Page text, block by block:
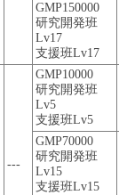
GMP150000
研究開発班
Lv17
支援班Lv17
---
GMP10000
研究開発班
Lv5
支援班Lv5
GMP70000
研究開発班
Lv15
支援班Lv15